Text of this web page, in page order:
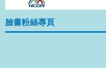
臉書粉絲專頁